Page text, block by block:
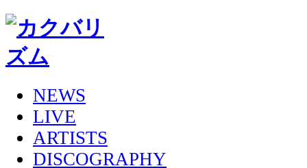
NEWS
LIVE
ARTISTS
DISCOGRAPHY